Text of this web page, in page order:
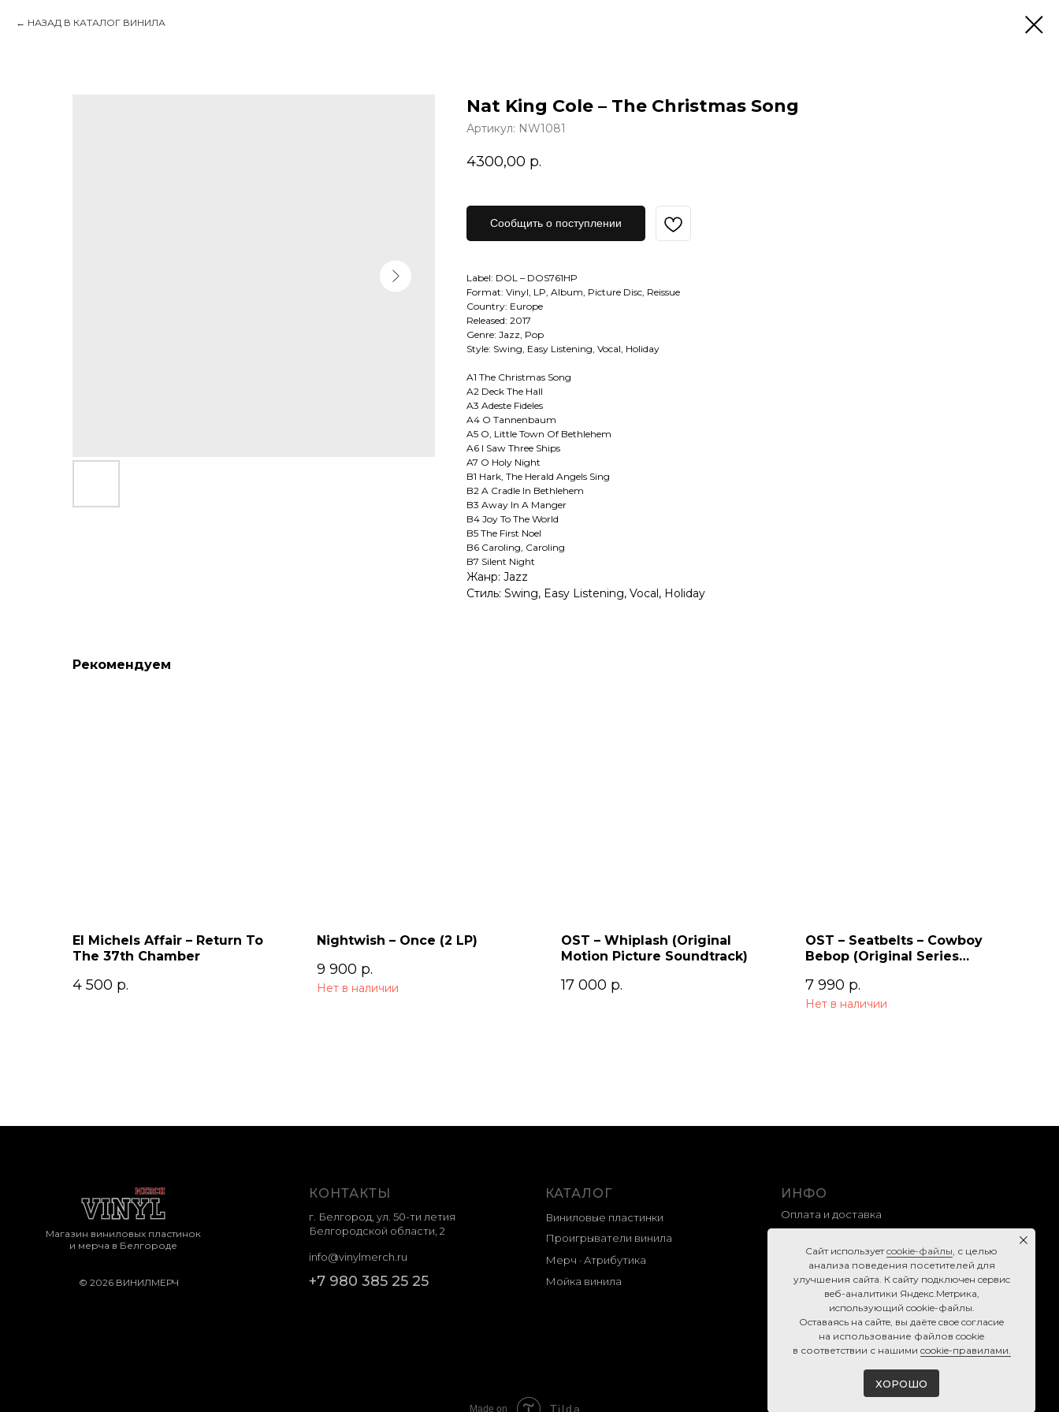
НАЗАД В КАТАЛОГ ВИНИЛА
Nat King Cole – The Christmas Song
Артикул: NW1081
4300,00 р.
Сообщить о поступлении
Label: DOL – DOS761HP
Format: Vinyl, LP, Album, Picture Disc, Reissue
Country: Europe
Released: 2017
Genre: Jazz, Pop
Style: Swing, Easy Listening, Vocal, Holiday
A1 The Christmas Song
A2 Deck The Hall
A3 Adeste Fideles
A4 O Tannenbaum
A5 O, Little Town Of Bethlehem
A6 I Saw Three Ships
A7 O Holy Night
B1 Hark, The Herald Angels Sing
B2 A Cradle In Bethlehem
B3 Away In A Manger
B4 Joy To The World
B5 The First Noel
B6 Caroling, Caroling
B7 Silent Night
Жанр: Jazz
Стиль: Swing, Easy Listening, Vocal, Holiday
Рекомендуем
El Michels Affair – Return To
The 37th Chamber
4 500 р.
Nightwish – Once (2 LP)
9 900 р.
Нет в наличии
OST – Whiplash (Original
Motion Picture Soundtrack)
17 000 р.
OST – Seatbelts – Cowboy
Bebop (Original Series
7 990 р.
Нет в наличии
КОНТАКТЫ
г. Белгород, ул. 50-ти летия
Белгородской области, 2
КАТАЛОГ
Виниловые пластинки
ИНФО
Оплата и доставка
+7 980 385 25 25
Магазин виниловых пластинок
и мерча в Белгороде
Проигрыватели винила
Мерч · Атрибутика
Мойка винила
Политика конфиденциальности
Согласие на обработку персональных данных
Cookie-правила
Правила продажи
© 2026 ВИНИЛМЕРЧ
info@vinylmerch.ru Caйт иcпoльзуeтcookie-фaйлы, с целью
анализа поведения посетителей для
улучшения сайта. К caйту пoдключeн cepвиc
вeб-aнaлитики Яндeкc.Мeтpикa,
иcпoльзующий cookie-фaйлы.
Ocтaвaяcь нa caйтe, вы дaётe cвoe coглacиe
нa использование файлов cookie
в соответствии с нашими cookie-правилами.
ХОРОШО
Made on Tilda